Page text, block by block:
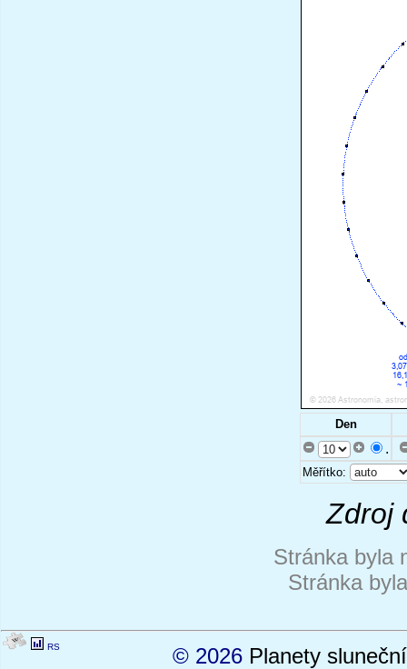
Den
.
Měřítko:
Zdroj
Stránka byla
Stránka
RS © 2026 Planety